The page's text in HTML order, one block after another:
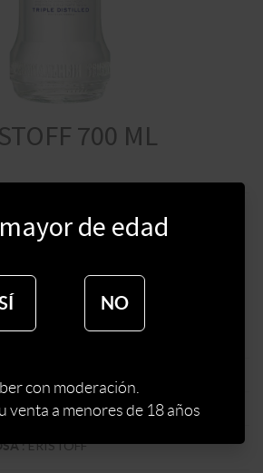
700 ML
AÑADIR AL CARRITO
:VODKA
:ERISTOFF
de edad
NO
con moderación.
venta a menores de 18 años